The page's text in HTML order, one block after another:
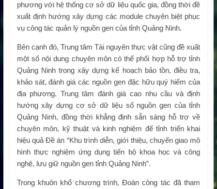
phương với hệ thống cơ sở dữ liệu quốc gia, đồng thời đề
xuất định hướng xây dựng các module chuyên biệt phục
vụ công tác quản lý nguồn gen của tỉnh Quảng Ninh.
Bên cạnh đó, Trung tâm Tài nguyên thực vật cũng đề xuất
một số nội dung chuyên môn có thể phối hợp hỗ trợ tỉnh
Quảng Ninh trong xây dựng kế hoạch bảo tồn, điều tra,
khảo sát, đánh giá các nguồn gen đặc hữu quý hiếm của
địa phương. Trung tâm đánh giá cao nhu cầu và định
hướng xây dựng cơ sở dữ liệu số nguồn gen của tỉnh
Quảng Ninh, đồng thời khẳng định sẵn sàng hỗ trợ về
chuyên môn, kỹ thuật và kinh nghiệm để tỉnh triển khai
hiệu quả Đề án “Khu trình diễn, giới thiệu, chuyển giao mô
hình thực nghiệm ứng dụng tiến bộ khoa học và công
nghệ, lưu giữ nguồn gen tỉnh Quảng Ninh”.
Trong khuôn khổ chương trình, Đoàn công tác đã tham